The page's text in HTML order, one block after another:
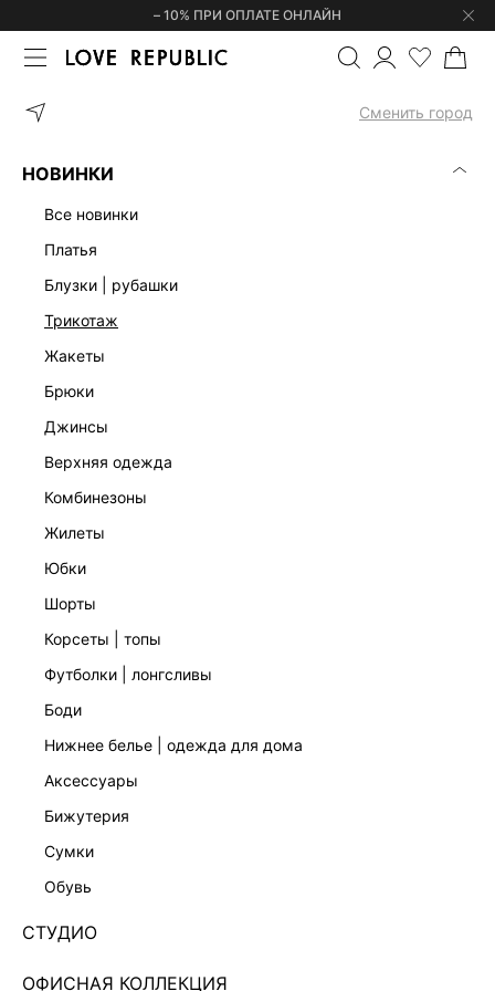
– 10% ПРИ ОПЛАТЕ ОНЛАЙН
Сменить город
НОВИНКИ
все новинки
платья
блузки | рубашки
трикотаж
жакеты
брюки
джинсы
верхняя одежда
комбинезоны
жилеты
юбки
шорты
корсеты | топы
футболки | лонгсливы
боди
нижнее белье | одежда для дома
аксессуары
бижутерия
сумки
обувь
СТУДИО
ОФИСНАЯ КОЛЛЕКЦИЯ
ГЛАВНАЯ ПЛАТЬЕ-ХАЛТЕР С ОТКРЫТОЙ
6357636530-70
2,000 ₽ x 4 платежа с Подели